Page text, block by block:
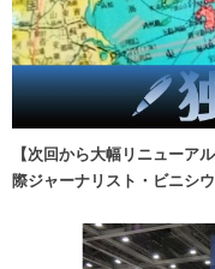
【次回から大幅リニュー
際ジャーナリスト・ビニシ